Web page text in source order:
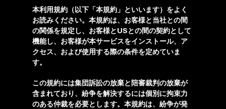
本利用規約（以下「本規約」といいます）をよく
お読みください。本規約は、お客様と当社との間
の関係を規定し、お客様とUSとの間の契約として
機能し、お客様が本サービスをインストール、ア
クセス、および使用する際の条件を定めていま
す。
この規約には集団訴訟の放棄と陪審裁判の放棄が
含まれており、紛争を解決するには個別に拘束力
のある仲裁を必要とします。本規約は、紛争が発